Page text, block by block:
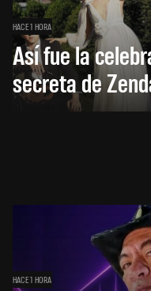
HACE 1 HORA
Así fue la
secreta de
HACE 1 HORA